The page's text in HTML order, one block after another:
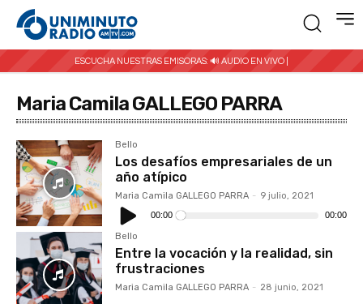
ESCUCHA NUESTRAS EMISORAS: 🔊 AUDIO EN VIVO |
Maria Camila GALLEGO PARRA
Bello
Los desafíos empresariales de un
año atípico
Maria Camila GALLEGO PARRA - 9 julio, 2021
Reproductor
de
audio
00:00 00:00
Bello
Entre la vocación y la realidad, sin
frustraciones
Maria Camila GALLEGO PARRA - 28 junio, 2021